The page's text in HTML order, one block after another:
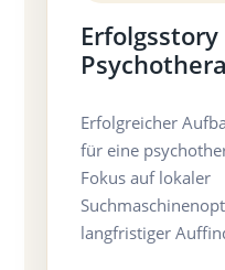
Erfolgsstory
Erfolgreicher
für eine
Fokus auf lokaler
langfristiger